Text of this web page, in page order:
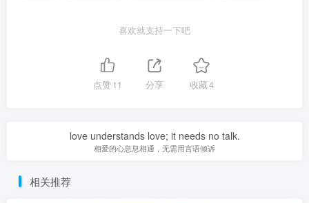
喜欢就支持一下吧
点赞11 分享 收藏4
love understands love; it needs no talk.
相爱的心息息相通，无需用言语倾诉
相关推荐